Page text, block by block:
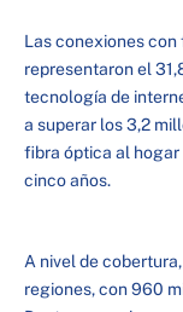
Las conexiones
representaron el
tecnología de
a superar los 3,2
fibra óptica al hogar
cinco años.
A nivel de
regiones, con 960